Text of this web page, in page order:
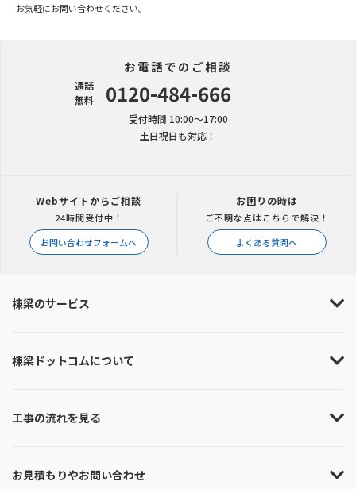
お気軽にお問い合わせください。
お電話でのご相談
通話
無料
0120-484-666
受付時間 10:00〜17:00
土日祝日も対応！
Webサイトからご相談
24時間受付中！
お問い合わせフォームへ
お困りの時は
ご不明な点はこちらで解決！
よくある質問へ
棟梁のサービス
棟梁ドットコムについて
工事の流れを見る
お見積もりやお問い合わせ